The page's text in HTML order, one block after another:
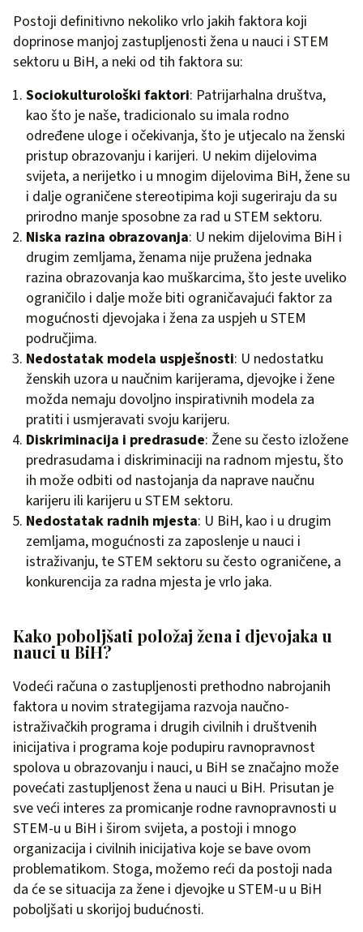
Postoji definitivno nekoliko vrlo jakih faktora koji
doprinose manjoj zastupljenosti žena u nauci i STEM
sektoru u BiH, a neki od tih faktora su:
Sociokulturološki faktori: Patrijarhalna društva,
kao što je naše, tradicionalo su imala rodno
određene uloge i očekivanja, što je utjecalo na ženski
pristup obrazovanju i karijeri. U nekim dijelovima
svijeta, a nerijetko i u mnogim dijelovima BiH, žene su
i dalje ograničene stereotipima koji sugeriraju da su
prirodno manje sposobne za rad u STEM sektoru.
Niska razina obrazovanja: U nekim dijelovima BiH i
drugim zemljama, ženama nije pružena jednaka
razina obrazovanja kao muškarcima, što jeste uveliko
ograničilo i dalje može biti ograničavajući faktor za
mogućnosti djevojaka i žena za uspjeh u STEM
područjima.
Nedostatak modela uspješnosti: U nedostatku
ženskih uzora u naučnim karijerama, djevojke i žene
možda nemaju dovoljno inspirativnih modela za
pratiti i usmjeravati svoju karijeru.
Diskriminacija i predrasude: Žene su često izložene
predrasudama i diskriminaciji na radnom mjestu, što
ih može odbiti od nastojanja da naprave naučnu
karijeru ili karijeru u STEM sektoru.
Nedostatak radnih mjesta: U BiH, kao i u drugim
zemljama, mogućnosti za zaposlenje u nauci i
istraživanju, te STEM sektoru su često ograničene, a
konkurencija za radna mjesta je vrlo jaka.
Kako poboljšati položaj žena i djevojaka u
nauci u BiH?
Vodeći računa o zastupljenosti prethodno nabrojanih
faktora u novim strategijama razvoja naučno-
istraživačkih programa i drugih civilnih i društvenih
inicijativa i programa koje podupiru ravnopravnost
spolova u obrazovanju i nauci, u BiH se značajno može
povećati zastupljenost žena u nauci u BiH. Prisutan je
sve veći interes za promicanje rodne ravnopravnosti u
STEM-u u BiH i širom svijeta, a postoji i mnogo
organizacija i civilnih inicijativa koje se bave ovom
problematikom. Stoga, možemo reći da postoji nada
da će se situacija za žene i djevojke u STEM-u u BiH
poboljšati u skorijoj budućnosti.